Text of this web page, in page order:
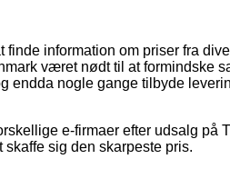
information om priser fra
været nødt til at formindske
endda nogle gange tilbyde
e-firmaer efter udsalg på
skaffe sig den skarpeste pris.